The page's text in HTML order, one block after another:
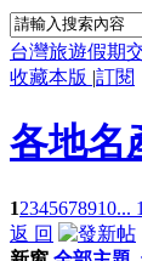
台灣旅遊假期
收藏本版 |訂閱
各地名
12345678910...
返 回